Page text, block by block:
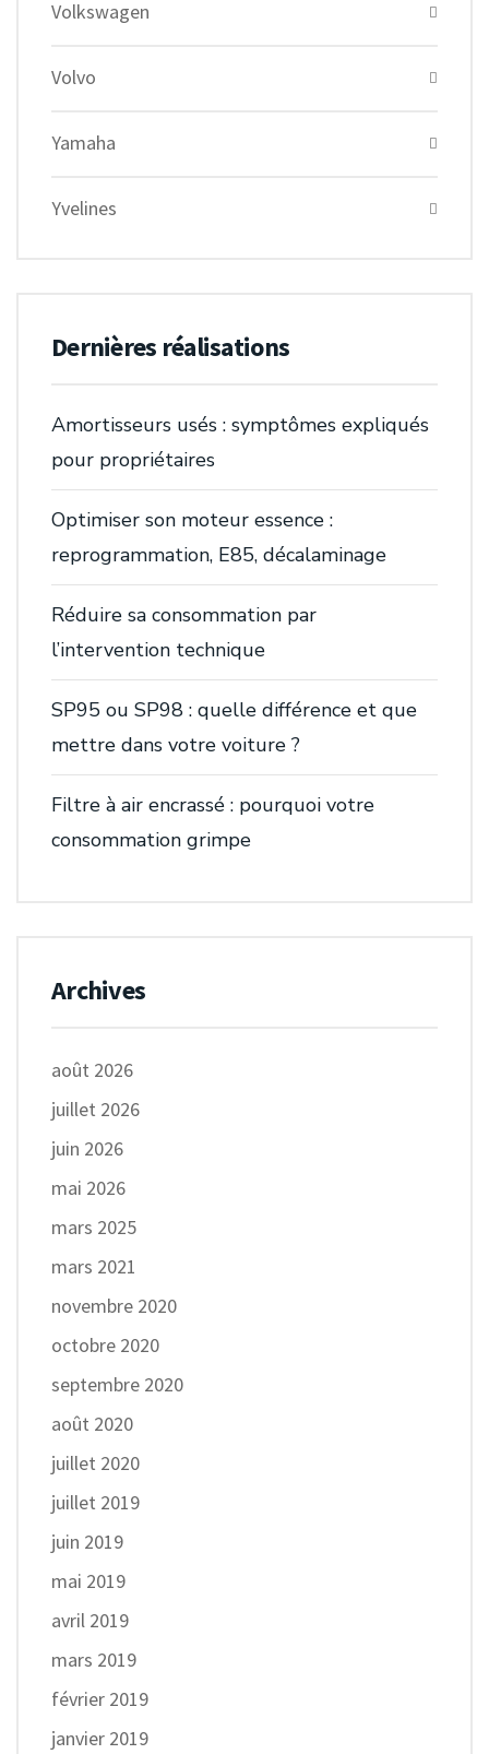
Volkswagen
Volvo
Yamaha
Yvelines
Dernières réalisations
Amortisseurs usés : symptômes expliqués
pour propriétaires
Optimiser son moteur essence :
reprogrammation, E85, décalaminage
Réduire sa consommation par
l’intervention technique
SP95 ou SP98 : quelle différence et que
mettre dans votre voiture ?
Filtre à air encrassé : pourquoi votre
consommation grimpe
Archives
août 2026
juillet 2026
juin 2026
mai 2026
mars 2025
mars 2021
novembre 2020
octobre 2020
septembre 2020
août 2020
juillet 2020
juillet 2019
juin 2019
mai 2019
avril 2019
mars 2019
février 2019
janvier 2019